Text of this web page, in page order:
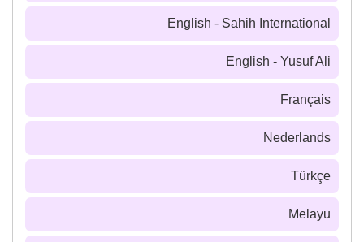
English - Sahih International
English - Yusuf Ali
Français
Nederlands
Türkçe
Melayu